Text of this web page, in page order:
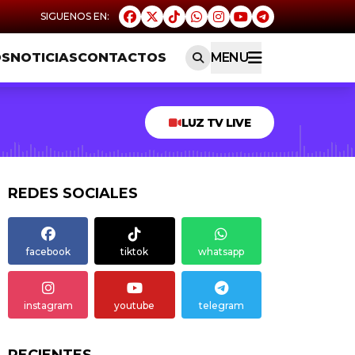
NOTICIASCONTACTOS MENU
LUZ TV LIVE
REDES SOCIALES
facebook tiktok whatsapp
instagram youtube telegram